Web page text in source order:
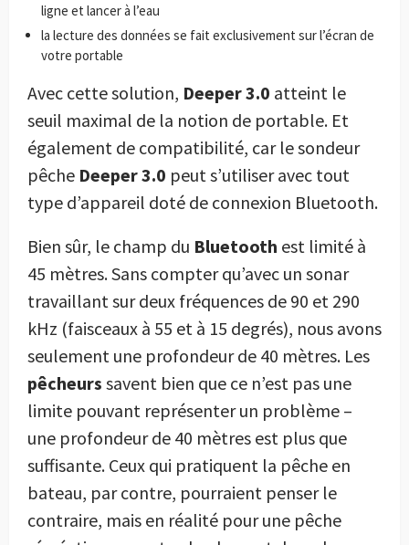
ligne et lancer à l’eau
la lecture des données se fait exclusivement sur l’écran de
votre portable
Avec cette solution, Deeper 3.0 atteint le
seuil maximal de la notion de portable. Et
également de compatibilité, car le sondeur
pêche Deeper 3.0 peut s’utiliser avec tout
type d’appareil doté de connexion Bluetooth.
Bien sûr, le champ du Bluetooth est limité à
45 mètres. Sans compter qu’avec un sonar
travaillant sur deux fréquences de 90 et 290
kHz (faisceaux à 55 et à 15 degrés), nous avons
seulement une profondeur de 40 mètres. Les
pêcheurs savent bien que ce n’est pas une
limite pouvant représenter un problème –
une profondeur de 40 mètres est plus que
suffisante. Ceux qui pratiquent la pêche en
bateau, par contre, pourraient penser le
contraire, mais en réalité pour une pêche